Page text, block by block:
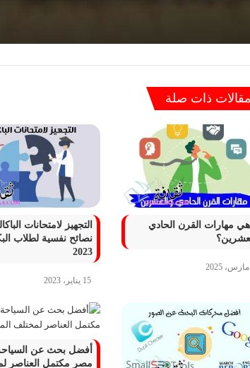
موضوع تعبير عن الصحة الجيدة تجلب السرور كامل
3 مارس، 2022
افضل مقدمة بحث علمي متنوعة و خاتمة جاهزة للطباعة
22 ديسمبر، 2021
موضوع تعبير عن ثورة الإنترنت 2022 والذكاء الأصطناعي
12 يناير، 2022
موضوع تعبير عن العادات سيئة في حياتنا اليومية
مقالات ذات صلة
مهارات القرن الحادي
التجهيز لامتحانات
نصائح نفسية لطلاب
2023
15 يناير، 2023
أفضل بحث عن
مصر مكتمل العناصر